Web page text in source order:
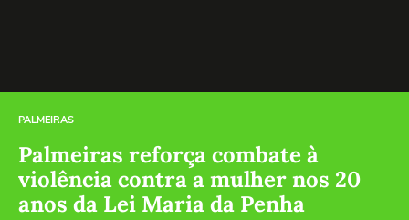
PALMEIRAS
Palmeiras reforça combate à
violência contra a mulher nos 20
anos da Lei Maria da Penha